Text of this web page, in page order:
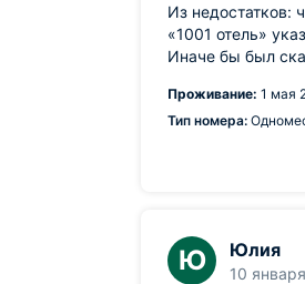
Из недостатков:
«1001 отель»
Иначе бы был
Проживание: 1 мая
Тип номера:
Ю Юлия
10